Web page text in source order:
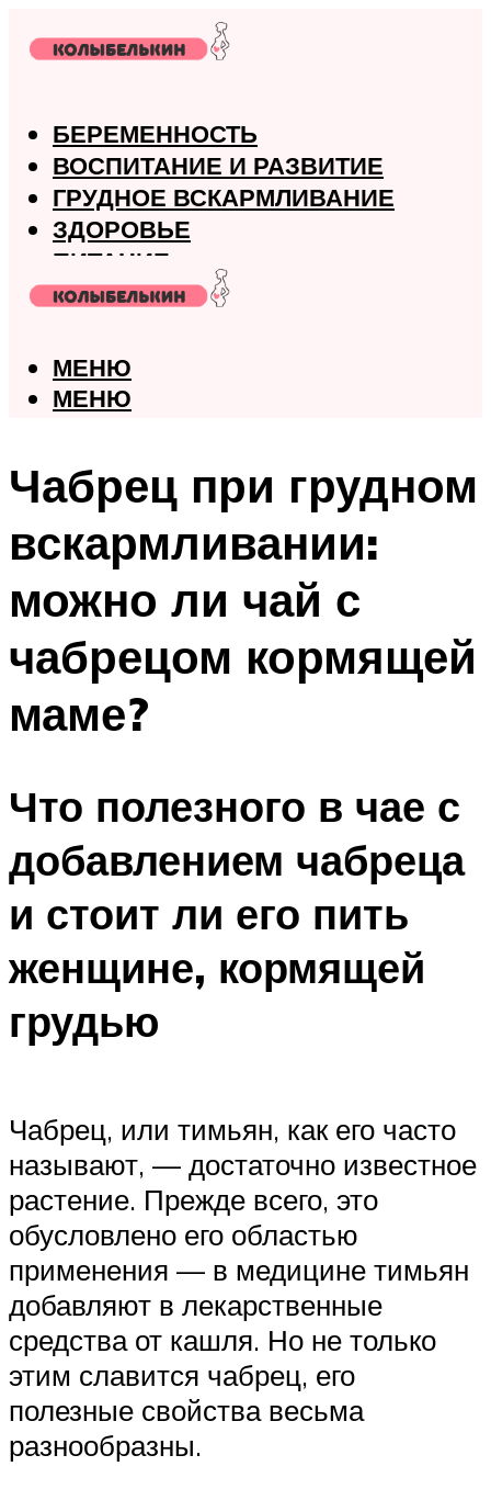
БЕРЕМЕННОСТЬ
ВОСПИТАНИЕ И РАЗВИТИЕ
ГРУДНОЕ ВСКАРМЛИВАНИЕ
ЗДОРОВЬЕ
ПИТАНИЕ
РОДЫ
МЕНЮ
МЕНЮ
Чабрец при грудном
вскармливании:
можно ли чай с
чабрецом кормящей
маме?
Что полезного в чае с
добавлением чабреца
и стоит ли его пить
женщине, кормящей
грудью
Чабрец, или тимьян, как его часто
называют, — достаточно известное
растение. Прежде всего, это
обусловлено его областью
применения — в медицине тимьян
добавляют в лекарственные
средства от кашля. Но не только
этим славится чабрец, его
полезные свойства весьма
разнообразны.